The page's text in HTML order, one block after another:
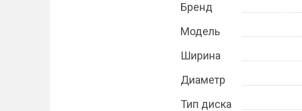
Бренд
Модель
Ширина
Диаметр
Тип диска